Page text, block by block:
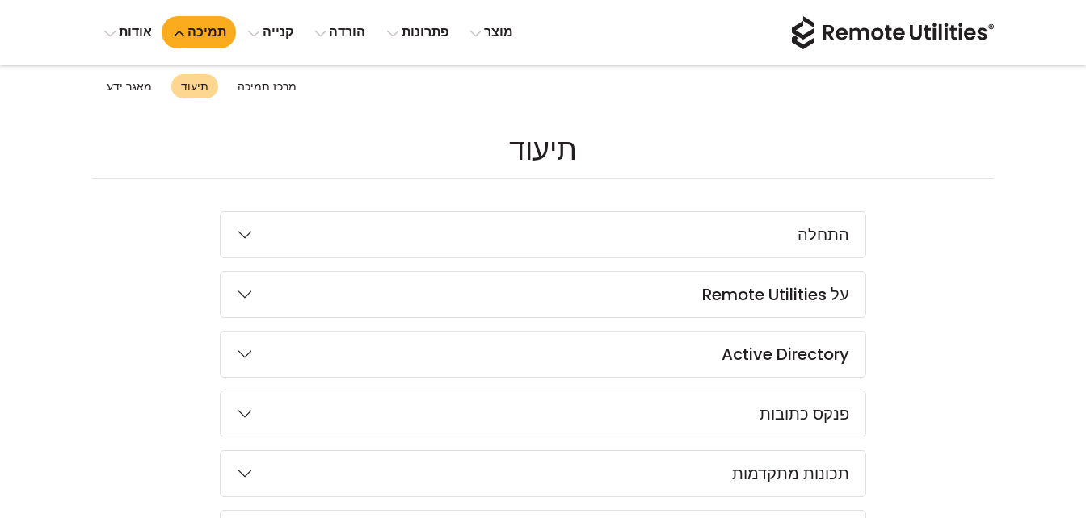
מוצר פתרונות הורדה קנייה תמיכה אודות
מרכז תמיכה תיעוד מאגר ידע
תיעוד
התחלה
על Remote Utilities
Active Directory
פנקס כתובות
תכונות מתקדמות